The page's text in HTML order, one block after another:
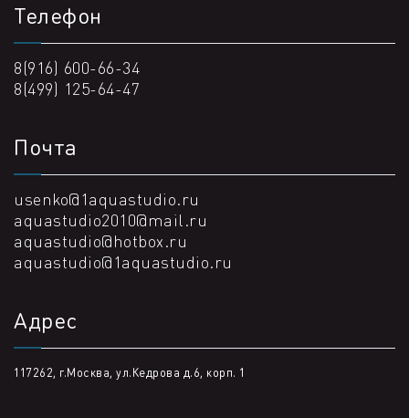
Телефон
8(916) 600-66-34
8(499) 125-64-47
Почта
usenko@1aquastudio.ru
aquastudio2010@mail.ru
aquastudio@hotbox.ru
aquastudio@1aquastudio.ru
Адрес
117262, г.Москва, ул.Кедрова д.6, корп. 1